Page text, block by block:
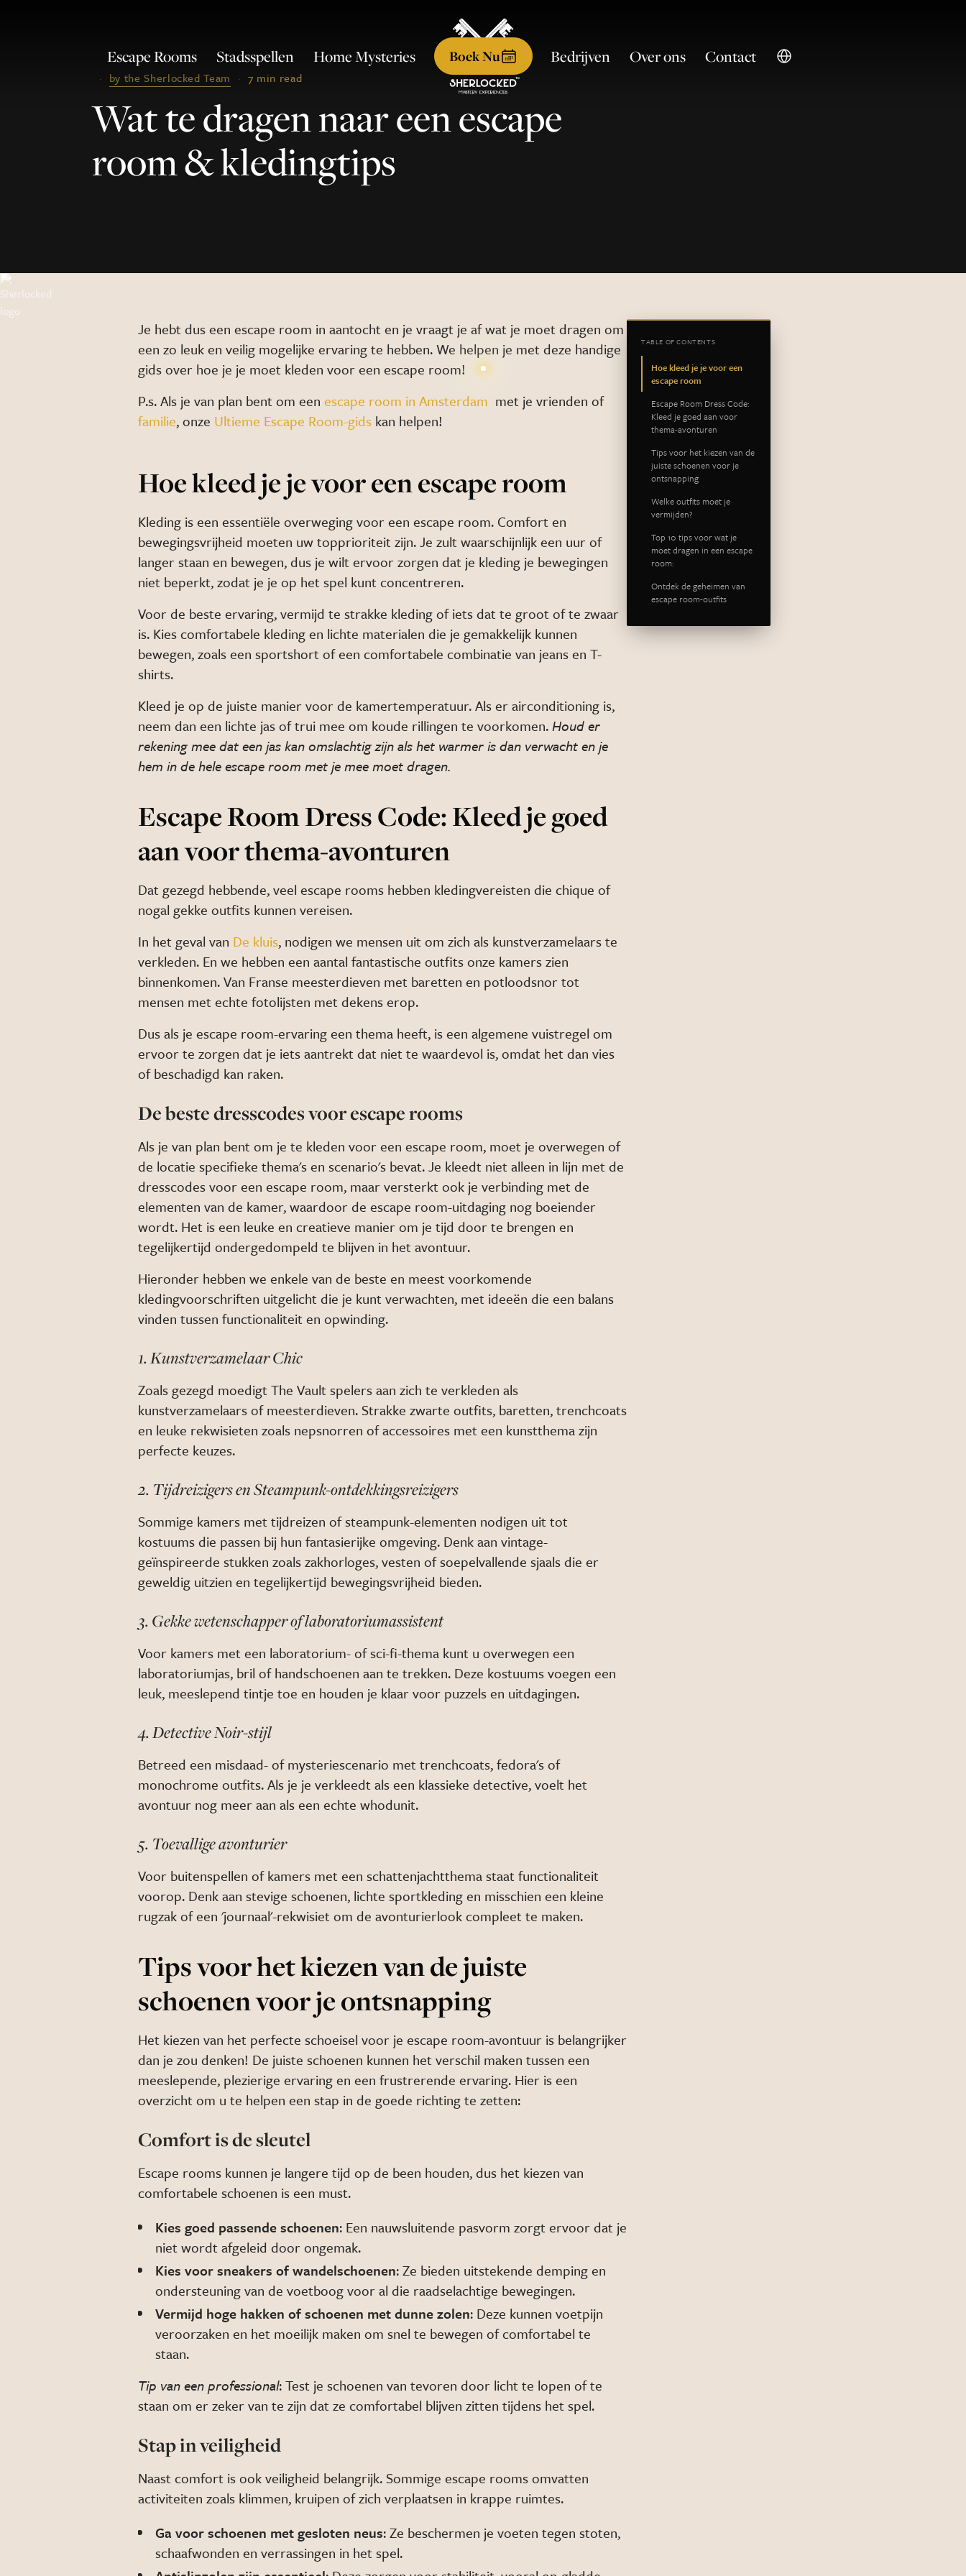
Escape Rooms Stadsspellen Home Mysteries Bedrijven Over ons Contact
Boek Nu
· by the Sherlocked Team · 7 min read
Wat te dragen naar een escape
room & kledingtips
Je hebt dus een escape room in aantocht en je vraagt je af wat je moet dragen om
een zo leuk en veilig mogelijke ervaring te hebben. We helpen je met deze handige
gids over hoe je je moet kleden voor een escape room!
P.s. Als je van plan bent om een escape room in Amsterdam met je vrienden of
familie, onze Ultieme Escape Room-gids kan helpen!
Hoe kleed je je voor een escape room
Kleding is een essentiële overweging voor een escape room. Comfort en
bewegingsvrijheid moeten uw topprioriteit zijn. Je zult waarschijnlijk een uur of
langer staan en bewegen, dus je wilt ervoor zorgen dat je kleding je bewegingen
niet beperkt, zodat je je op het spel kunt concentreren.
Voor de beste ervaring, vermijd te strakke kleding of iets dat te groot of te zwaar
is. Kies comfortabele kleding en lichte materialen die je gemakkelijk kunnen
bewegen, zoals een sportshort of een comfortabele combinatie van jeans en T-
shirts.
Kleed je op de juiste manier voor de kamertemperatuur. Als er airconditioning is,
neem dan een lichte jas of trui mee om koude rillingen te voorkomen.Houd er
rekening mee dateen jas kan omslachtig zijn als het warmer is dan verwacht en je
hem in de hele escape room met je mee moet dragen.
Escape Room Dress Code: Kleed je goed
aan voor thema-avonturen
Dat gezegd hebbende, veel escape rooms hebben kledingvereisten die chique of
nogal gekke outfits kunnen vereisen.
In het geval van De kluis, nodigen we mensen uit om zich als kunstverzamelaars te
verkleden. En we hebben een aantal fantastische outfits onze kamers zien
binnenkomen. Van Franse meesterdieven met baretten en potloodsnor tot
mensen met echte fotolijsten met dekens erop.
Dus als je escape room-ervaring een thema heeft, is een algemene vuistregel om
ervoor te zorgen dat je iets aantrekt dat niet te waardevol is, omdat het dan vies
of beschadigd kan raken.
De beste dresscodes voor escape rooms
Als je van plan bent om je te kleden voor een escape room, moet je overwegen of
de locatie specifieke thema's en scenario's bevat. Je kleedt niet alleen in lijn met de
dresscodes voor een escape room, maar versterkt ook je verbinding met de
elementen van de kamer, waardoor de escape room-uitdaging nog boeiender
wordt. Het is een leuke en creatieve manier om je tijd door te brengen en
tegelijkertijd ondergedompeld te blijven in het avontuur.
Hieronder hebben we enkele van de beste en meest voorkomende
kledingvoorschriften uitgelicht die je kunt verwachten, met ideeën die een balans
vinden tussen functionaliteit en opwinding.
1. Kunstverzamelaar Chic
Zoals gezegd moedigt The Vault spelers aan zich te verkleden als
kunstverzamelaars of meesterdieven. Strakke zwarte outfits, baretten, trenchcoats
en leuke rekwisieten zoals nepsnorren of accessoires met een kunstthema zijn
perfecte keuzes.
2. Tijdreizigers en Steampunk-ontdekkingsreizigers
Sommige kamers met tijdreizen of steampunk-elementen nodigen uit tot
kostuums die passen bij hun fantasierijke omgeving. Denk aan vintage-
geïnspireerde stukken zoals zakhorloges, vesten of soepelvallende sjaals die er
geweldig uitzien en tegelijkertijd bewegingsvrijheid bieden.
3. Gekke wetenschapper of laboratoriumassistent
Voor kamers met een laboratorium- of sci-fi-thema kunt u overwegen een
laboratoriumjas, bril of handschoenen aan te trekken. Deze kostuums voegen een
leuk, meeslepend tintje toe en houden je klaar voor puzzels en uitdagingen.
4. Detective Noir-stijl
Betreed een misdaad- of mysteriescenario met trenchcoats, fedora's of
monochrome outfits. Als je je verkleedt als een klassieke detective, voelt het
avontuur nog meer aan als een echte whodunit.
5. Toevallige avonturier
Voor buitenspellen of kamers met een schattenjachtthema staat functionaliteit
voorop. Denk aan stevige schoenen, lichte sportkleding en misschien een kleine
rugzak of een 'journaal'-rekwisiet om de avonturierlook compleet te maken.
Tips voor het kiezen van de juiste
schoenen voor je ontsnapping
Het kiezen van het perfecte schoeisel voor je escape room-avontuur is belangrijker
dan je zou denken! De juiste schoenen kunnen het verschil maken tussen een
meeslepende, plezierige ervaring en een frustrerende ervaring. Hier is een
overzicht om u te helpen een stap in de goede richting te zetten:
Comfort is de sleutel
Escape rooms kunnen je langere tijd op de been houden, dus het kiezen van
comfortabele schoenen is een must.
Kies goed passende schoenen: Een nauwsluitende pasvorm zorgt ervoor dat je
niet wordt afgeleid door ongemak.
Kies voor sneakers of wandelschoenen: Ze bieden uitstekende demping en
ondersteuning van de voetboog voor al die raadselachtige bewegingen.
Vermijd hoge hakken of schoenen met dunne zolen: Deze kunnen voetpijn
veroorzaken en het moeilijk maken om snel te bewegen of comfortabel te
staan.
Tip van een professional: Test je schoenen van tevoren door licht te lopen of te
staan om er zeker van te zijn dat ze comfortabel blijven zitten tijdens het spel.
Stap in veiligheid
Naast comfort is ook veiligheid belangrijk. Sommige escape rooms omvatten
activiteiten zoals klimmen, kruipen of zich verplaatsen in krappe ruimtes.
Ga voor schoenen met gesloten neus: Ze beschermen je voeten tegen stoten,
schaafwonden en verrassingen in het spel.
TABLE OF CONTENTS
Hoe kleed je je voor een
escape room
Escape Room Dress Code:
Kleed je goed aan voor
thema-avonturen
Tips voor het kiezen van de
juiste schoenen voor je
ontsnapping
Welke outfits moet je
vermijden?
Top 10 tips voor wat je
moet dragen in een escape
room:‍
Ontdek de geheimen van
escape room-outfits